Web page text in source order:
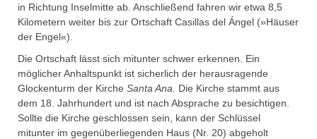
in Richtung Inselmitte ab. Anschließend fahren wir etwa 8,5
Kilometern weiter bis zur Ortschaft Casillas del Ángel (»Häuser
der Engel«).
Die Ortschaft lässt sich mitunter schwer erkennen. Ein
möglicher Anhaltspunkt ist sicherlich der herausragende
Glockenturm der Kirche Santa Ana. Die Kirche stammt aus
dem 18. Jahrhundert und ist nach Absprache zu besichtigen.
Sollte die Kirche geschlossen sein, kann der Schlüssel
mitunter im gegenüberliegenden Haus (Nr. 20) abgeholt